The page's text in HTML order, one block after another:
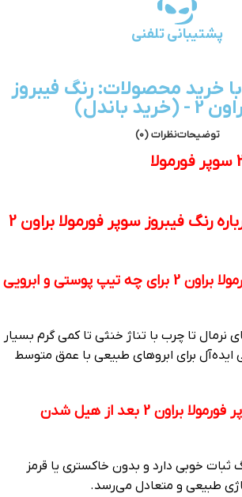
پشتیبانی تلفنی
خرید محصولات: رنگ فیبروز
باندل)
توضیحاتنظرات (0)
رنگ فیبروز سوپر فورمولا براون 2
رنگ فیبروز سوپر فورمولا براون 2 برای چه تیپ پوستی و ابرویی
تا چرب با تناژ خنثی تا کمی گرم بسیار
برای ابروهای طبیعی با عمق متوسط
رفتار رنگ فیبروز سوپر فورمولا براون 2 بعد از هیل شدن
ثبات خوبی دارد و بدون خاکستری یا قرمز
طبیعی و متعادل می‌رسد.